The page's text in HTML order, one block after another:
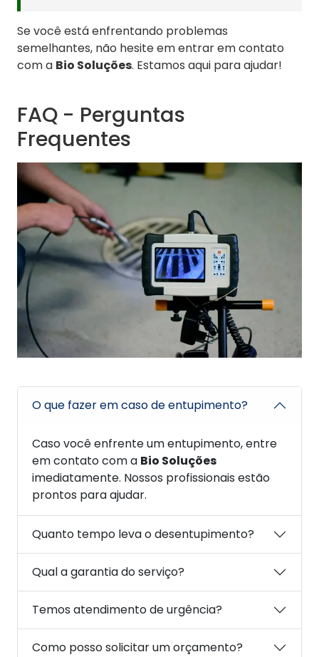
Se você está enfrentando problemas
semelhantes, não hesite em entrar em contato
com a Bio Soluções. Estamos aqui para ajudar!
FAQ - Perguntas
Frequentes
O que fazer em caso de entupimento?
Caso você enfrente um entupimento, entre
em contato com a Bio Soluções
imediatamente. Nossos profissionais estão
prontos para ajudar.
Quanto tempo leva o desentupimento?
Qual a garantia do serviço?
Temos atendimento de urgência?
Como posso solicitar um orçamento?